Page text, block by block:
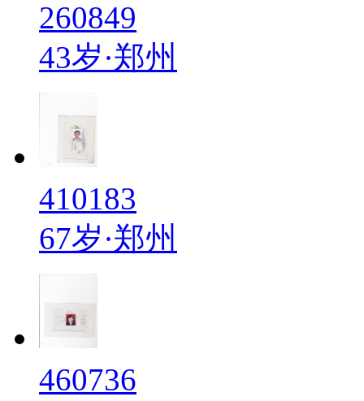
260849
43岁·郑州
410183
67岁·郑州
460736